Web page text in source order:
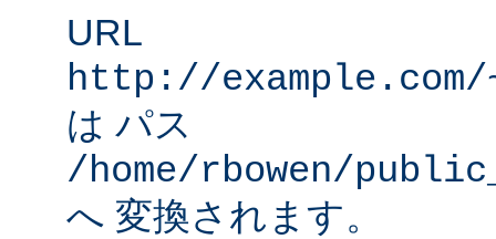
URL
http://
は パス
/home/rbowen/
へ 変換されます。